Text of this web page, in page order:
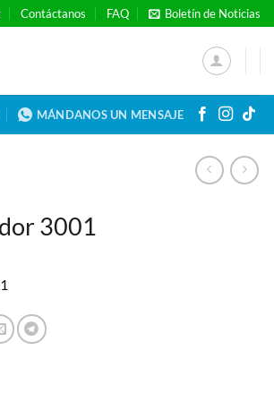
Contáctanos FAQ Boletín de Noticias
MÁNDANOS UN MENSAJE
3001